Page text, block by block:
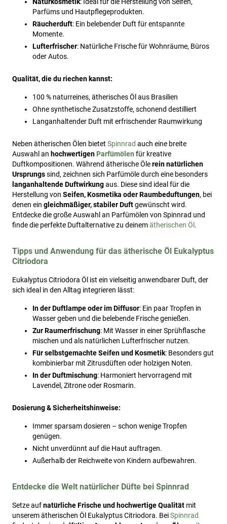
Naturkosmetik: Ideal für die Herstellung von Seifen,
Parfüms und Hautpflegeprodukten.
Räucherduft: Ein belebender Duft für entspannte
Momente.
Lufterfrischer: Natürliche Frische für Wohnräume, Büros
oder Autos.
Qualität, die du riechen kannst:
100 % naturreines, ätherisches Öl aus Brasilien
Ohne synthetische Zusatzstoffe, schonend destilliert
Langanhaltender Duft mit erfrischender Raumwirkung
Neben ätherischen Ölen bietet Spinnrad auch eine breite
Auswahl an hochwertigen Parfümölen für kreative
Duftkompositionen. Während ätherische Ölerein natürlichen
Ursprungssind, zeichnen sich Parfümöle durch eine besonders
langanhaltende Duftwirkungaus. Diese sind ideal für die
Herstellung von Seifen, Kosmetika oder Raumbeduftungen, bei
denen ein gleichmäßiger, stabiler Duftgewünscht wird.
Entdecke die große Auswahl an Parfümölen von Spinnrad und
finde die perfekte Duftalternative zu deinemätherischen Öl .
Tipps und Anwendung für das ätherische Öl Eukalyptus
Citriodora
Eukalyptus Citriodora Öl ist ein vielseitig anwendbarer Duft, der
sich ideal in den Alltag integrieren lässt:
In der Duftlampe oder im Diffusor: Ein paar Tropfen in
Wasser geben und die belebende Frische genießen.
Zur Raumerfrischung: Mit Wasser in einer Sprühflasche
mischen und als natürlichen Lufterfrischer nutzen.
Für selbstgemachte Seifen und Kosmetik: Besonders gut
kombinierbar mit Zitrusdüften oder holzigen Noten.
In der Duftmischung: Harmoniert hervorragend mit
Lavendel, Zitrone oder Rosmarin.
Dosierung & Sicherheitshinweise:
Immer sparsam dosieren – schon wenige Tropfen
genügen.
Nicht unverdünnt auf die Haut auftragen.
Außerhalb der Reichweite von Kindern aufbewahren.
Entdecke die Welt natürlicher Düfte bei Spinnrad
Setze aufnatürliche Frische und hochwertige Qualität mit
unserem ätherischen Öl Eukalyptus Citriodora. BeiSpinnrad